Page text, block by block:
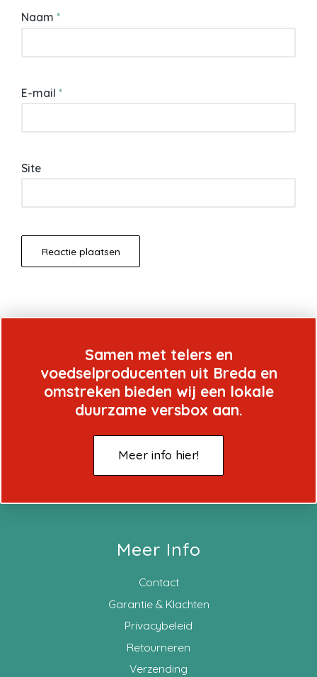
Naam *
E-mail *
Site
Samen met telers en
voedselproducenten uit Breda en
omstreken bieden wij een lokale
duurzame versbox aan.
Meer info hier!
Meer Info
Contact
Garantie & Klachten
Privacybeleid
Retourneren
Verzending